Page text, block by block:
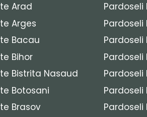
Arad
Arges
Bacau
Bihor
Bistrita Nasaud
Botosani
Brasov
Pardoseli
Pardoseli
Pardoseli